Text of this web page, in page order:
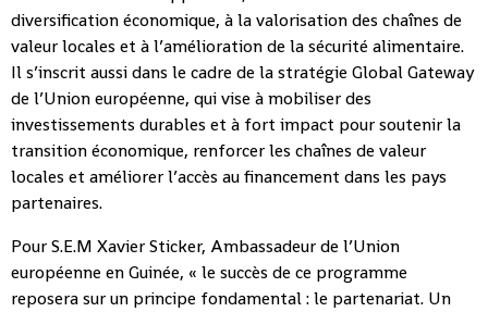
diversification économique, à la valorisation des chaînes de
valeur locales et à l’amélioration de la sécurité alimentaire.
Il s’inscrit aussi dans le cadre de la stratégie Global Gateway
de l’Union européenne, qui vise à mobiliser des
investissements durables et à fort impact pour soutenir la
transition économique, renforcer les chaînes de valeur
locales et améliorer l’accès au financement dans les pays
partenaires.
Pour S.E.M Xavier Sticker, Ambassadeur de l’Union
européenne en Guinée, « le succès de ce programme
reposera sur un principe fondamental : le partenariat. Un